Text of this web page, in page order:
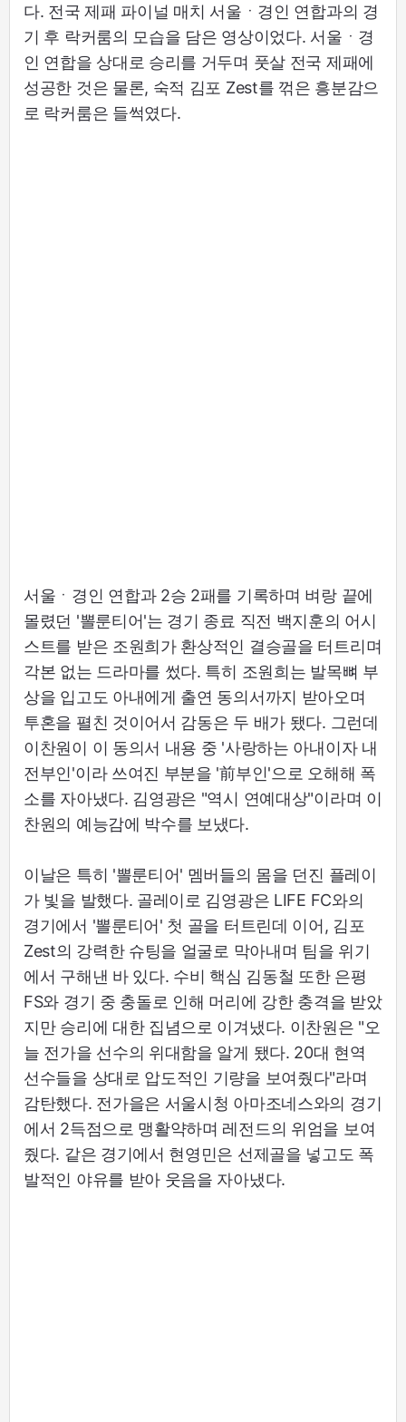
다. 전국 제패 파이널 매치 서울ㆍ경인 연합과의 경
기 후 락커룸의 모습을 담은 영상이었다. 서울ㆍ경
인 연합을 상대로 승리를 거두며 풋살 전국 제패에
성공한 것은 물론, 숙적 김포 Zest를 꺾은 흥분감으
로 락커룸은 들썩였다.
서울ㆍ경인 연합과 2승 2패를 기록하며 벼랑 끝에
몰렸던 '뽈룬티어'는 경기 종료 직전 백지훈의 어시
스트를 받은 조원희가 환상적인 결승골을 터트리며
각본 없는 드라마를 썼다. 특히 조원희는 발목뼈 부
상을 입고도 아내에게 출연 동의서까지 받아오며
투혼을 펼친 것이어서 감동은 두 배가 됐다. 그런데
이찬원이 이 동의서 내용 중 '사랑하는 아내이자 내
전부인'이라 쓰여진 부분을 '前부인'으로 오해해 폭
소를 자아냈다. 김영광은 "역시 연예대상"이라며 이
찬원의 예능감에 박수를 보냈다.
이날은 특히 '뽈룬티어' 멤버들의 몸을 던진 플레이
가 빛을 발했다. 골레이로 김영광은 LIFE FC와의
경기에서 '뽈룬티어' 첫 골을 터트린데 이어, 김포
Zest의 강력한 슈팅을 얼굴로 막아내며 팀을 위기
에서 구해낸 바 있다. 수비 핵심 김동철 또한 은평
FS와 경기 중 충돌로 인해 머리에 강한 충격을 받았
지만 승리에 대한 집념으로 이겨냈다. 이찬원은 "오
늘 전가을 선수의 위대함을 알게 됐다. 20대 현역
선수들을 상대로 압도적인 기량을 보여줬다"라며
감탄했다. 전가을은 서울시청 아마조네스와의 경기
에서 2득점으로 맹활약하며 레전드의 위엄을 보여
줬다. 같은 경기에서 현영민은 선제골을 넣고도 폭
발적인 야유를 받아 웃음을 자아냈다.